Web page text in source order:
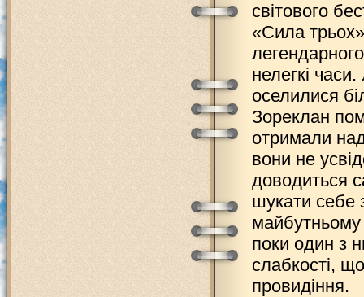
світового
«Сила
нелегкі
оселилися
Зореклан
отримали
вони не
доводиться
шукати себе
майбутньому
поки один з
слабкості,
провидіння.